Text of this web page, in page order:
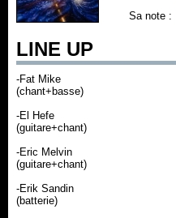
Sa note :
LINE UP
-Fat Mike
(chant+basse)
-El Hefe
(guitare+chant)
-Eric Melvin
(guitare+chant)
-Erik Sandin
(batterie)